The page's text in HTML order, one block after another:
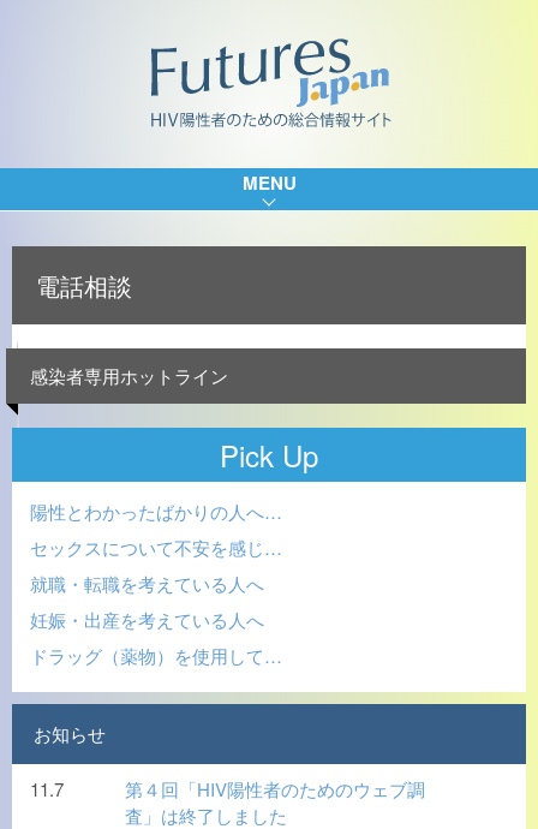
MENU
電話相談
感染者専用ホットライン
Pick Up
陽性とわかったばかりの人へ…
セックスについて不安を感じ…
就職・転職を考えている人へ
妊娠・出産を考えている人へ
ドラッグ（薬物）を使用して…
お知らせ
11.7
第４回「HIV陽性者のためのウェブ調
査」は終了しました